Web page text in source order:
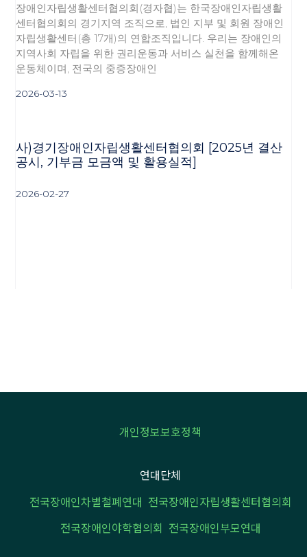
장애인자립생활센터협의회(경자협)는 한국장애인자립생활
센터협의회의 경기지역 조직으로, 법인 지부 및 회원 장애인
자립생활센터(총 17개)의 연합조직입니다. 우리는 장애인의
지역사회 자립을 위한 권리운동과 서비스 실천을 함께해온
운동체이며, 전국의 중증장애인
2026-03-13
사)경기장애인자립생활센터협의회 [2025년 결산
공시, 기부금 모금액 및 활용실적]
2026-02-27
연대단체
전국장애인차별철폐연대 전국장애인자립생활센터협의회
전국장애인야학협의회 전국장애인부모연대
개인정보보호정책